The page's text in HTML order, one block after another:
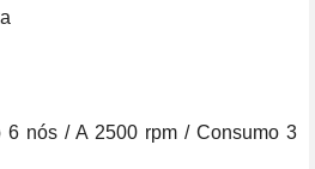
6 nós / A 2500 rpm / Consumo 3